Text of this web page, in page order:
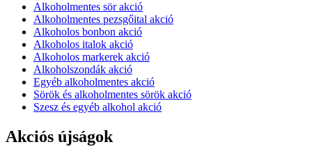
Alkoholmentes sör akció
Alkoholmentes pezsgőital akció
Alkoholos bonbon akció
Alkoholos italok akció
Alkoholos markerek akció
Alkoholszondák akció
Egyéb alkoholmentes akció
Sörök és alkoholmentes sörök akció
Szesz és egyéb alkohol akció
Akciós újságok